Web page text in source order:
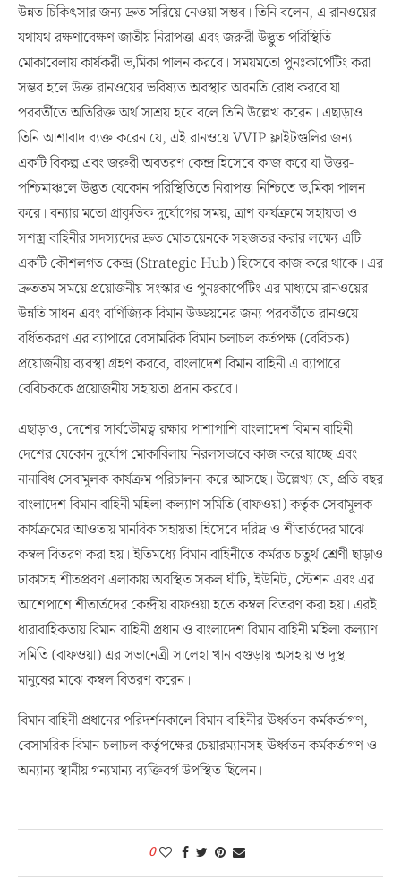
উন্নত চিকিৎসার জন্য দ্রুত সরিয়ে নেওয়া সম্ভব। তিনি বলেন, এ রানওয়ের
যথাযথ রক্ষণাবেক্ষণ জাতীয় নিরাপত্তা এবং জরুরী উদ্ভুত পরিস্থিতি
মোকাবেলায় কার্যকরী ভ‚মিকা পালন করবে। সময়মতো পুনঃকার্পেটিং করা
সম্ভব হলে উক্ত রানওয়ের ভবিষ্যত অবস্থার অবনতি রোধ করবে যা
পরবর্তীতে অতিরিক্ত অর্থ সাশ্রয় হবে বলে তিনি উল্লেখ করেন। এছাড়াও
তিনি আশাবাদ ব্যক্ত করেন যে, এই রানওয়ে VVIP ফ্লাইটগুলির জন্য
একটি বিকল্প এবং জরুরী অবতরণ কেন্দ্র হিসেবে কাজ করে যা উত্তর-
পশ্চিমাঞ্চলে উদ্ভত যেকোন পরিস্থিতিতে নিরাপত্তা নিশ্চিতে ভ‚মিকা পালন
করে। বন্যার মতো প্রাকৃতিক দুর্যোগের সময়, ত্রাণ কার্যক্রমে সহায়তা ও
সশস্ত্র বাহিনীর সদস্যদের দ্রুত মোতায়েনকে সহজতর করার লক্ষ্যে এটি
একটি কৌশলগত কেন্দ্র (Strategic Hub) হিসেবে কাজ করে থাকে। এর
দ্রুততম সময়ে প্রয়োজনীয় সংস্কার ও পুনঃকার্পেটিং এর মাধ্যমে রানওয়ের
উন্নতি সাধন এবং বাণিজ্যিক বিমান উড্ডয়নের জন্য পরবর্তীতে রানওয়ে
বর্ধিতকরণ এর ব্যাপারে বেসামরিক বিমান চলাচল কর্তপক্ষ (বেবিচক)
প্রয়োজনীয় ব্যবস্থা গ্রহণ করবে, বাংলাদেশ বিমান বাহিনী এ ব্যাপারে
বেবিচককে প্রয়োজনীয় সহায়তা প্রদান করবে।
এছাড়াও, দেশের সার্বভৌমত্ব রক্ষার পাশাপাশি বাংলাদেশ বিমান বাহিনী
দেশের যেকোন দুর্যোগ মোকাবিলায় নিরলসভাবে কাজ করে যাচ্ছে এবং
নানাবিধ সেবামূলক কার্যক্রম পরিচালনা করে আসছে। উল্লেখ্য যে, প্রতি বছর
বাংলাদেশ বিমান বাহিনী মহিলা কল্যাণ সমিতি (বাফওয়া) কর্তৃক সেবামূলক
কার্যক্রমের আওতায় মানবিক সহায়তা হিসেবে দরিদ্র ও শীতার্তদের মাঝে
কম্বল বিতরণ করা হয়। ইতিমধ্যে বিমান বাহিনীতে কর্মরত চতুর্থ শ্রেণী ছাড়াও
ঢাকাসহ শীতপ্রবণ এলাকায় অবস্থিত সকল ঘাঁটি, ইউনিট, স্টেশন এবং এর
আশেপাশে শীতার্তদের কেন্দ্রীয় বাফওয়া হতে কম্বল বিতরণ করা হয়। এরই
ধারাবাহিকতায় বিমান বাহিনী প্রধান ও বাংলাদেশ বিমান বাহিনী মহিলা কল্যাণ
সমিতি (বাফওয়া) এর সভানেত্রী সালেহা খান বগুড়ায় অসহায় ও দুস্থ
মানুষের মাঝে কম্বল বিতরণ করেন।
বিমান বাহিনী প্রধানের পরিদর্শনকালে বিমান বাহিনীর ঊর্ধ্বতন কর্মকর্তাগণ,
বেসামরিক বিমান চলাচল কর্তৃপক্ষের চেয়ারম্যানসহ ঊর্ধ্বতন কর্মকর্তাগণ ও
অন্যান্য স্থানীয় গন্যমান্য ব্যক্তিবর্গ উপস্থিত ছিলেন।
0